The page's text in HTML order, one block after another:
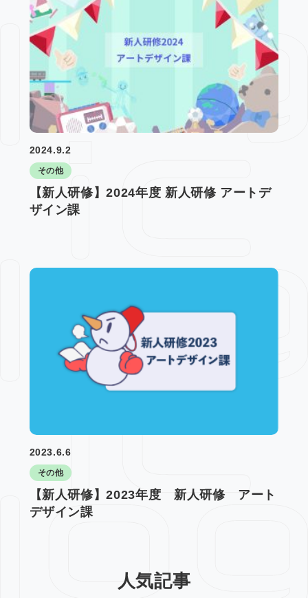
2024.9.2
その他
【新人研修】2024年度 新人研修 アートデ
ザイン課
2023.6.6
その他
【新人研修】2023年度 新人研修 アート
デザイン課
人気記事